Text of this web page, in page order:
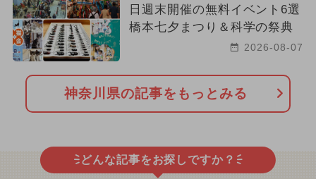
日週末開催の無料イベント6選
橋本七夕まつり＆科学の祭典
2026-08-07
神奈川県の記事をもっとみる
どんな記事をお探しですか？